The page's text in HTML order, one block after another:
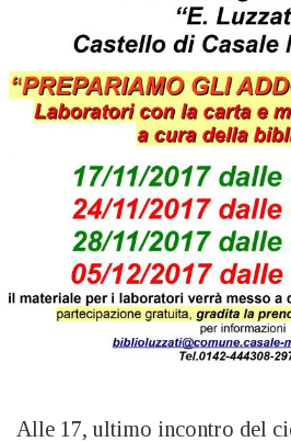
Alle 17, ultimo incontro del